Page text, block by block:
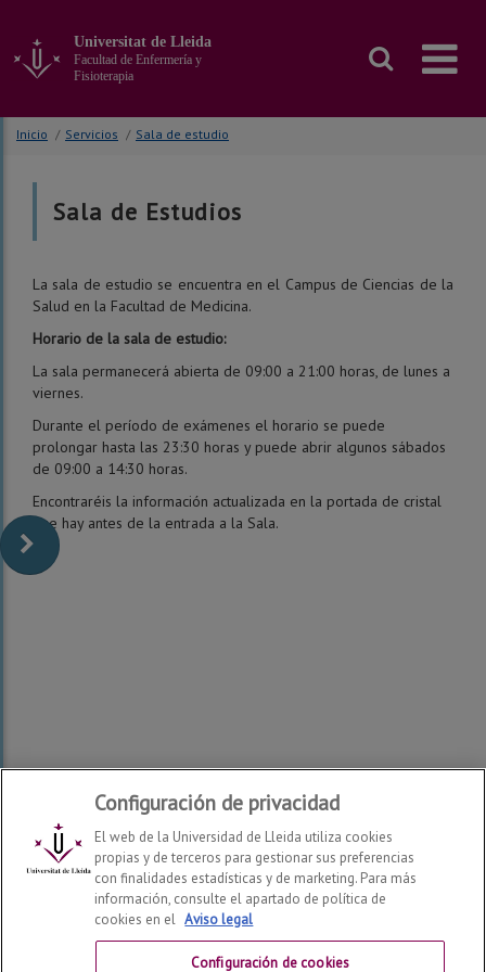
contenido
principal
la
página
Universitat de Lleida
Facultad de Enfermería y
Fisioterapia
Inicio / Servicios / Sala de estudio
Sala de Estudios
La sala de estudio se encuentra en el Campus de Ciencias de la
Salud en la Facultad de Medicina.
Horario de la sala de estudio:
La sala permanecerá abierta de 09:00 a 21:00 horas, de lunes a
viernes.
Durante el período de exámenes el horario se puede
prolongar hasta las 23:30 horas y puede abrir algunos sábados
de 09:00 a 14:30 horas.
Encontraréis la información actualizada en la portada de cristal
que hay antes de la entrada a la Sala.
Facultad de Enfermería y Fisioterapia
Configuración de privacidad
El web de la Universidad de Lleida utiliza cookies
propias y de terceros para gestionar sus preferencias
con finalidades estadísticas y de marketing. Para más
información, consulte el apartado de política de
cookies en el Aviso legal
Configuración de cookies